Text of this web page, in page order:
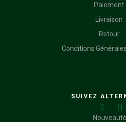
Paiement
Livraison
Retour
Conditions
SUIVEZ